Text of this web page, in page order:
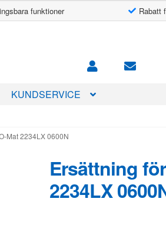
funktioner Rabatt
KUNDSERVICE
Mat 2234LX 0600N
Ersättning
2234LX